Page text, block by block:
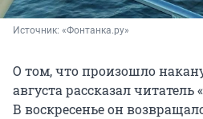
Источник: «Фонтанка.ру»
О том, что произошло
августа рассказал
В воскресенье он